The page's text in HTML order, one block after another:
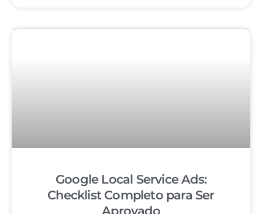
Google Local Service Ads:
Checklist Completo para Ser
Aprovado